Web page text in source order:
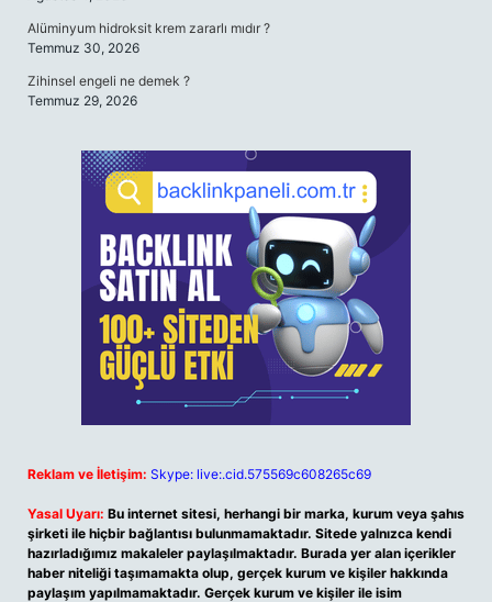
Alüminyum hidroksit krem zararlı mıdır ?
Temmuz 30, 2026
Zihinsel engeli ne demek ?
Temmuz 29, 2026
Reklam ve İletişim: Skype: live:.cid.575569c608265c69
Yasal Uyarı: Bu internet sitesi, herhangi bir marka, kurum veya şahıs
şirketi ile hiçbir bağlantısı bulunmamaktadır. Sitede yalnızca kendi
hazırladığımız makaleler paylaşılmaktadır. Burada yer alan içerikler
haber niteliği taşımamakta olup, gerçek kurum ve kişiler hakkında
paylaşım yapılmamaktadır. Gerçek kurum ve kişiler ile isim